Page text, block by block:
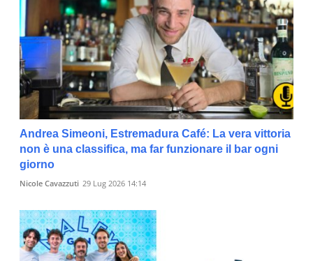
Andrea Simeoni, Estremadura Café: La vera vittoria
non è una classifica, ma far funzionare il bar ogni
giorno
Nicole Cavazzuti 29 Lug 2026 14:14